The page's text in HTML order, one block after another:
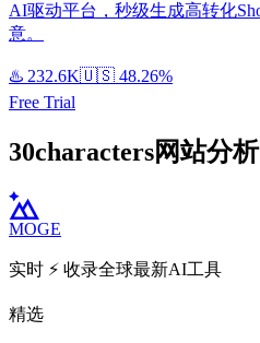
AI驱动平台，秒级生成高转化
意。
♨️ 232.6K🇺🇸 48.26%
Free Trial
30characters网站分析
MOGE
实时 ⚡️ 收录全球最新AI工具
精选